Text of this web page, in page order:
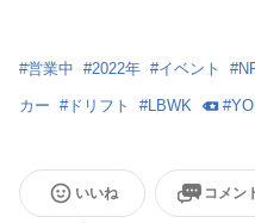
#営業中 #2022年 #イベント #
カー #ドリフト #LBWK #
いいね コメン